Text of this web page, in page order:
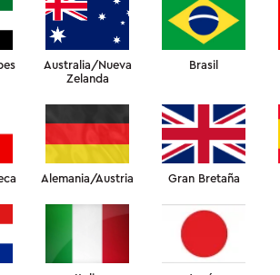
LA ALMOHADA
ALMOHADA
SIGNIFICATIVAMENTE
Australia/Nueva
Zelanda
Brasil
Alemania/Austria Gran Bretaña